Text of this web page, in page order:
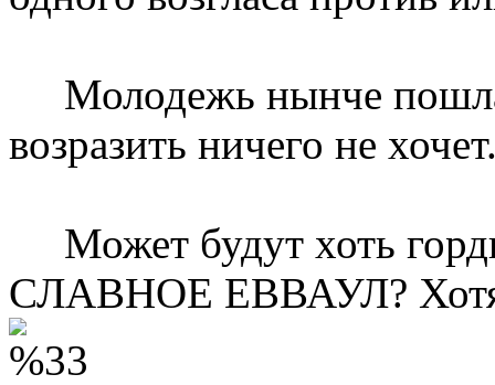
Молодежь нынче пошла
возразить ничего не
Может будут хоть
СЛАВНОЕ ЕВВАУЛ? Хотя-